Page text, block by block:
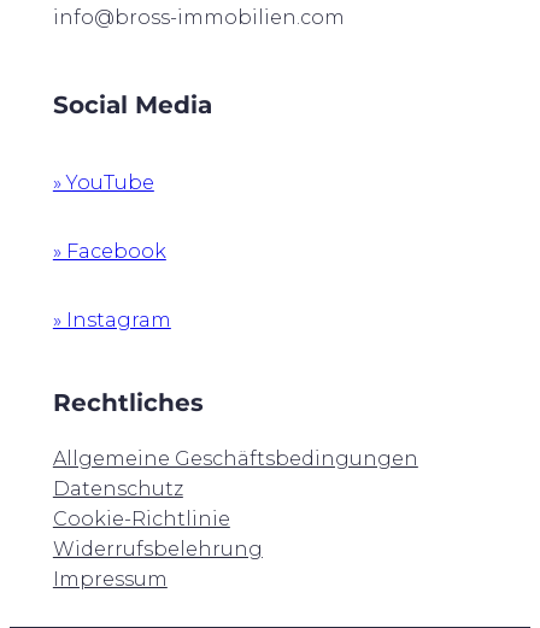
info@bross-immobilien.com
Social Media
» YouTube
» Facebook
» Instagram
Rechtliches
Allgemeine Geschäftsbedingungen
Datenschutz
Cookie-Richtlinie
Widerrufsbelehrung
Impressum